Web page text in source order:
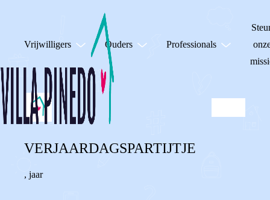
Vrijwilligers Ouders Professionals
VERJAARDAGSPARTIJTJE
, jaar